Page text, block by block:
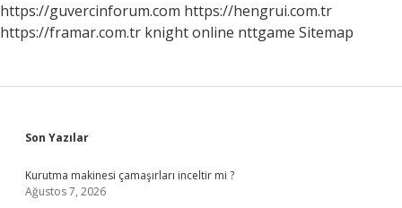
https://guvercinforum.com https://hengrui.com.tr
https://framar.com.tr knight online nttgame Sitemap
Sidebar
Son Yazılar
Kurutma makinesi çamaşırları inceltir mi ?
Ağustos 7, 2026